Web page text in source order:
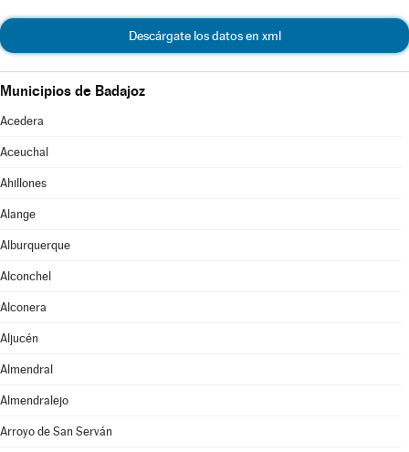
Descárgate los datos en xml
Municipios de Badajoz
Acedera
Aceuchal
Ahillones
Alange
Alburquerque
Alconchel
Alconera
Aljucén
Almendral
Almendralejo
Arroyo de San Serván